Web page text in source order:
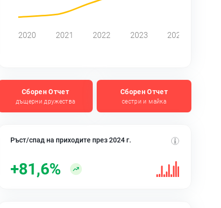
2020 2021 2022 2023 2024
Сборен Отчет
дъщерни дружества
Сборен Отчет
сестри и майка
Ръст/спад на приходите през 2024 г.
+81,6%